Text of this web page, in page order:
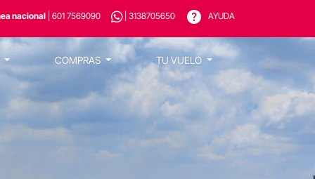
nacional | 601 7569090 | 3138705650 AYUDA
COMPRAS TU VUELO